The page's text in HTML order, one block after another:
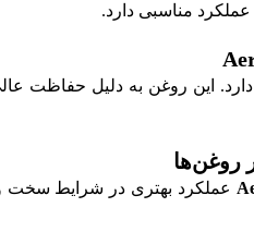
مناسبی دارد.
این روغن به دلیل حفاظت
عملکرد بهتری در شرایط سخت و